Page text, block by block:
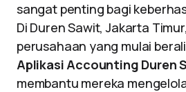
sangat penting bagi
Di Duren Sawit, Jakarta
perusahaan yang mulai
Aplikasi Accounting Duren
membantu mereka